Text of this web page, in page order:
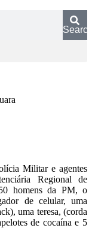
Militar e agentes
Regional de
homens da PM, o
de celular, uma
uma teresa, (corda
de cocaína e 5